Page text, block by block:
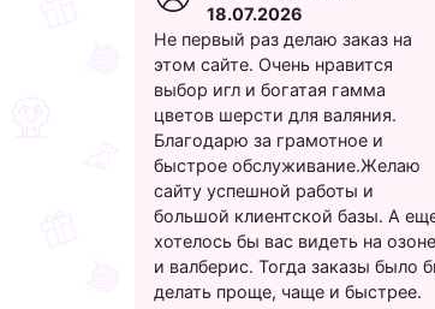
18.07.2026
Не первый раз делаю заказ на
этом сайте. Очень нравится
выбор игл и богатая гамма
цветов шерсти для валяния.
Благодарю за грамотное и
быстрое обслуживание.Желаю
сайту успешной работы и
большой клиентской базы. А
хотелось бы вас видеть на озоне
и валберис. Тогда заказы было
делать проще, чаще и быстрее.